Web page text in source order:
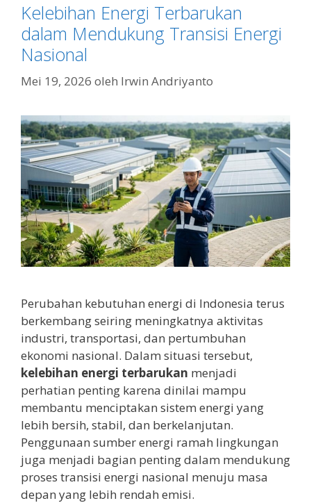
Kelebihan Energi Terbarukan
dalam Mendukung Transisi Energi
Nasional
Mei 19, 2026 oleh Irwin Andriyanto
Perubahan kebutuhan energi di Indonesia terus
berkembang seiring meningkatnya aktivitas
industri, transportasi, dan pertumbuhan
ekonomi nasional. Dalam situasi tersebut,
kelebihan energi terbarukan menjadi
perhatian penting karena dinilai mampu
membantu menciptakan sistem energi yang
lebih bersih, stabil, dan berkelanjutan.
Penggunaan sumber energi ramah lingkungan
juga menjadi bagian penting dalam mendukung
proses transisi energi nasional menuju masa
depan yang lebih rendah emisi.